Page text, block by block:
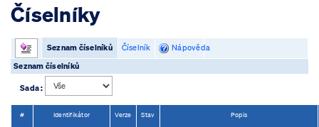
Číselníky
Seznam číselníků Číselník
Nápověda
Seznam číselníků
Sada :
# Identifikátor Verze Stav Popis